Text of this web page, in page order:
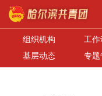
组织机构 工作
基层动态
专题